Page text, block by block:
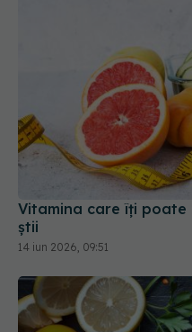
Vitamina care îți
știi
14 iun 2026, 09:51